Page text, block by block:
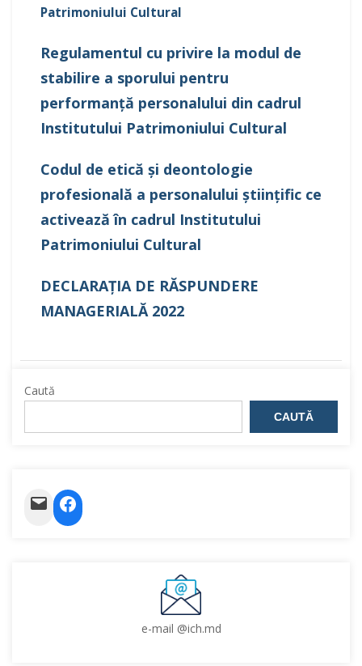
Patrimoniului Cultural
Regulamentul cu privire la modul de
stabilire a sporului pentru
performanță personalului din cadrul
Institutului Patrimoniului Cultural
Codul de etică și deontologie
profesională a personalului științific ce
activează în cadrul Institutului
Patrimoniului Cultural
DECLARAŢIA DE RĂSPUNDERE
MANAGERIALĂ 2022
Caută
CAUTĂ
MailFacebook
e-mail @ich.md